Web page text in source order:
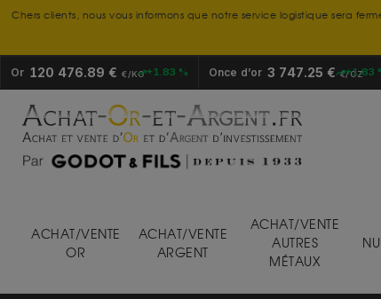
Chers clients, nous vous informons que notre service logistique sera
Or 120 476.89 € €/KG +1.83 % Once d’or 3 747.25 €€/OZ
+1.83
ACHAT/VENTE
OR
ACHAT/VENTE
ARGENT
ACHAT/VENTE
AUTRES
MÉTAUX